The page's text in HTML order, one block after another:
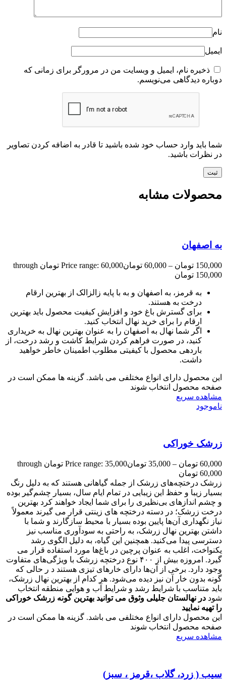
نام
ایمیل
ذخیره نام، ایمیل و وبسایت من در مرورگر برای زمانی که
دوباره دیدگاهی می‌نویسم.
شما باید وارد حساب خود شده باشید تا قادر به اضافه کردن تصاویر
در نظرات باشید.
محصولات مشابه
به اصفهان
150,000 تومان –
60,000 تومان
Price range: 60,000 تومان through
150,000 تومان
به قرمز، به اصفهان و به با پایه زالزالک از بهترین ارقام
درخت به هستند.
برای گسترش باغ خود و افزایش کیفیت محصول باید بهترین
ارقام را برای خرید نهال انتخاب کنید.
اگر شما نهال به اصفهان را به عنوان بهترین نهال به خریداری
کنید، در صورت فراهم کردن شرایط کاشت و رشد درخت، از
باردهی محصول با کیفیتی مطلوب اطمینان خاطر خواهید
داشت.
این محصول دارای انواع مختلفی می باشد. گزینه ها ممکن است در
صفحه محصول انتخاب شوند
مشاهده سریع
ناموجود
زرشک خوراکی
60,000 تومان –
35,000 تومان
Price range: 35,000 تومان through
60,000 تومان
زرشک درختچه‌های زرشک از جمله گیاهانی هستند که به دلیل رنگ
بسیار زیبا و حفظ این زیبایی در تمام ایام سال، بسیار چشم‌گیر بوده
و چشم اندازهای بی‌نظیری را برای شما ایجاد خواهند کرد بهترین
درخت زرشک؛ در دسته درختچه‌ های زینتی قرار می‌ گیرند معمولاً
نیاز نگهداری آن‌ها پایین بوده بسیار با محیط سازگارند و شما با
داشتن بهترین نهال زرشک، به راحتی به سودآوری مناسب نیز
دسترسی پیدا می‌کنید. همچنین این گیاه، به دلیل الگوی رشد
یکنواخت، اغلب به عنوان پرچین در باغ‌ها مورد استفاده قرار می‌
گیرد. امروزه بیش از ۴۰۰ نوع درختچه زرشک با ویژگی‌های متفاوت
وجود دارد. برخی از آن‌ها دارای خارهای تیزی هستند د ر حالی که
گونه بدون خار آن نیز دیده می‌شود. هر کدام از بهترین نهال زرشک،
باید متناسب با شرایط رشد و شرایط آب و هوایی منطقه انتخاب
شود در نهالستان جلیلی وثوق می توانید بهترین گونه زرشک خوراکی
را تهیه نمایید
این محصول دارای انواع مختلفی می باشد. گزینه ها ممکن است در
صفحه محصول انتخاب شوند
مشاهده سریع
سیب ( زرد، گلاب ،قرمز ، سبز)